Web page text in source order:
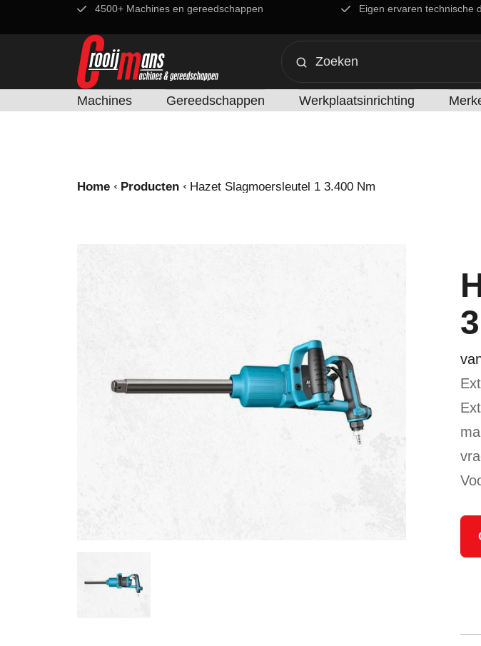
4500+ Machines en gereedschappen Eigen ervaren technische
Machines Gereedschappen Werkplaatsinrichting
Home Producten Hazet Slagmoersleutel 1 3.400 Nm